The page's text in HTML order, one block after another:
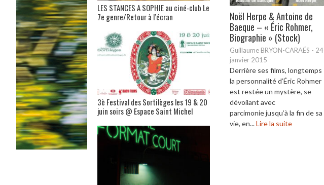
Noël Herpe & Antoine de
Baeque – « Éric Rohmer,
Biographie » (Stock)
Guillaume BRYON-CARAËS - 24
janvier 2015
Derrière ses films, longtemps
la personnalité d’Éric Rohmer
est restée un mystère, se
dévoilant avec
parcimonie jusqu’à la fin de sa
vie, en...Lire la suite
LES STANCES A SOPHIE au ciné-club Le
7e genre/Retour à l’écran
3è Festival des Sortilèges les 19 & 20
juin soirs @ Espace Saint Michel